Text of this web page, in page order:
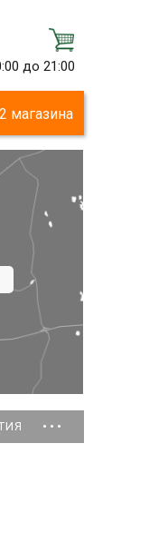
до 21:00
2 магазина
...